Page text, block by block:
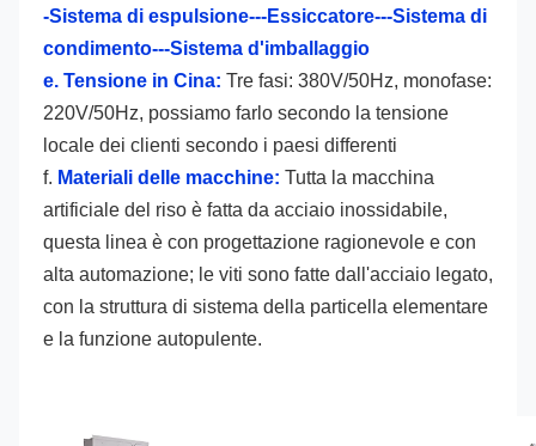
-Sistema di espulsione---Essiccatore---Sistema di
condimento---Sistema d'imballaggio
e. Tensione in Cina: Tre fasi: 380V/50Hz, monofase:
220V/50Hz, possiamo farlo secondo la tensione
locale dei clienti secondo i paesi differenti
f. Materiali delle macchine: Tutta la macchina
artificiale del riso è fatta da acciaio inossidabile,
questa linea è con progettazione ragionevole e con
alta automazione; le viti sono fatte dall'acciaio legato,
con la struttura di sistema della particella elementare
e la funzione autopulente.